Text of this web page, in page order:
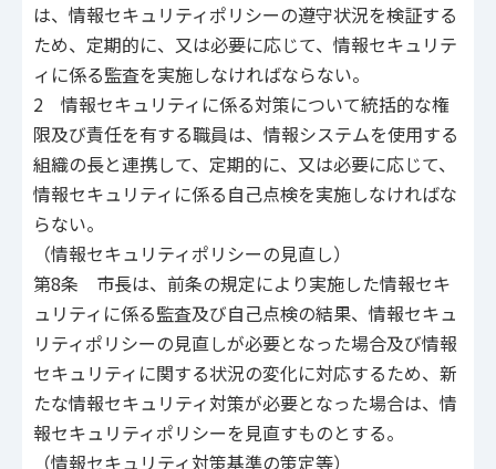
は、情報セキュリティポリシーの遵守状況を検証する
ため、定期的に、又は必要に応じて、情報セキュリテ
ィに係る監査を実施しなければならない。
2 情報セキュリティに係る対策について統括的な権
限及び責任を有する職員は、情報システムを使用する
組織の長と連携して、定期的に、又は必要に応じて、
情報セキュリティに係る自己点検を実施しなければな
らない。
（情報セキュリティポリシーの見直し）
第8条 市長は、前条の規定により実施した情報セキ
ュリティに係る監査及び自己点検の結果、情報セキュ
リティポリシーの見直しが必要となった場合及び情報
セキュリティに関する状況の変化に対応するため、新
たな情報セキュリティ対策が必要となった場合は、情
報セキュリティポリシーを見直すものとする。
（情報セキュリティ対策基準の策定等）